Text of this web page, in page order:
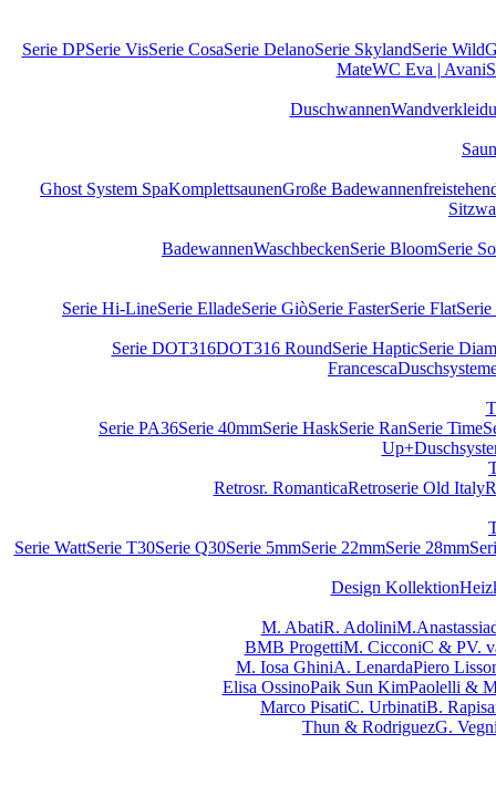
Serie DPSerie VisSerie CosaSerie DelanoSerie SkylandSerie Wild
MateWC Eva | Avani
Duschwannen
Ghost System SpaKomplettsaunenGroße Badewannen
BadewannenWaschbeckenSerie BloomSerie
Serie Hi-LineSerie ElladeSerie GiòSerie FasterSerie Flat
Serie DOT316DOT316 RoundSerie HapticSerie
Francesca
Serie PA36Serie 40mmSerie HaskSerie RanSerie Time
Up+
Retrosr. RomanticaRetroserie Old Italy
Serie WattSerie T30Serie Q30Serie 5mmSerie 22mmSerie 28mm
Design Kollektion
M. AbatiR. Adolini
BMB ProgettiM. CicconiC & PV.
M. Iosa GhiniA. LenardaPiero
Elisa OssinoPaik Sun KimPaolelli &
Marco PisatiC. UrbinatiB.
Thun & RodriguezG.